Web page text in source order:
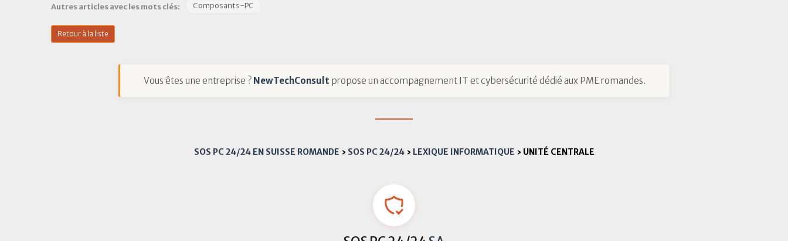
Autres articles avec les mots clés: Composants-PC
Retour à la liste
Vous êtes une entreprise ? NewTechConsult propose un accompagnement IT et cybersécurité dédié aux PME romandes.
SOS PC 24/24 EN SUISSE ROMANDE › SOS PC 24/24 › LEXIQUE INFORMATIQUE › UNITÉ CENTRALE